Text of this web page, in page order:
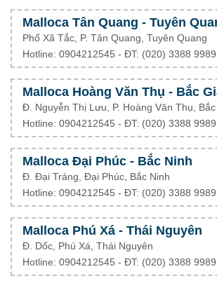
Malloca Tân Quang - Tuyên
Phố Xã Tắc, P. Tân Quang, Tuyên Quang
Hotline: 0904212545 - ĐT: (020) 3388 9989
Malloca Hoàng Văn Thụ - Bắc
Đ. Nguyễn Thị Lưu, P. Hoàng Văn Thụ,
Hotline: 0904212545 - ĐT: (020) 3388 9989
Malloca Đại Phúc - Bắc Ninh
Đ. Đại Tráng, Đại Phúc, Bắc Ninh
Hotline: 0904212545 - ĐT: (020) 3388 9989
Malloca Phú Xá - Thái Nguyên
Đ. Dốc, Phú Xá, Thái Nguyên
Hotline: 0904212545 - ĐT: (020) 3388 9989